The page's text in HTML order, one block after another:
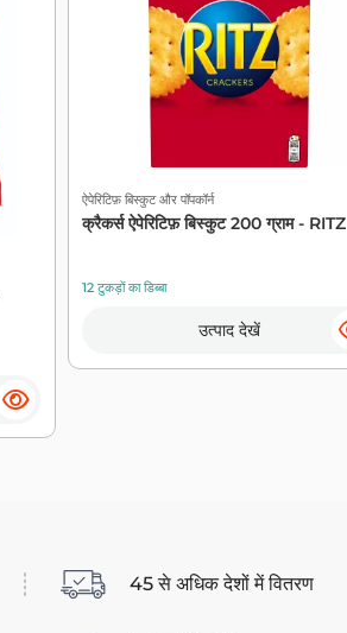
ऐपेरिटिफ़ बिस्कुट और पॉपकॉर्न
क्रैकर्स ऐपेरिटिफ़ बिस्कुट 200 ग्राम - RITZ
12 टुकड़ों का डिब्बा
उत्पाद देखें
45 से अधिक देशों में वितरण